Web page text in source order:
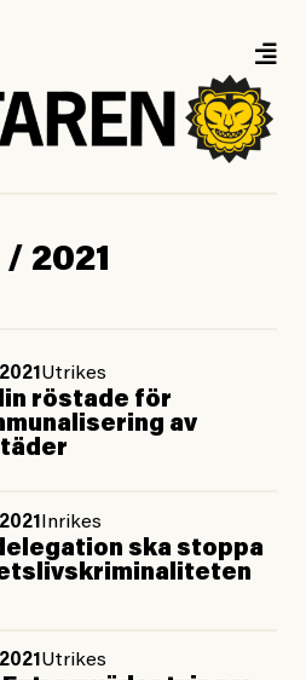
2021
Utrikes
röstade för
av
Inrikes
ska stoppa
Utrikes